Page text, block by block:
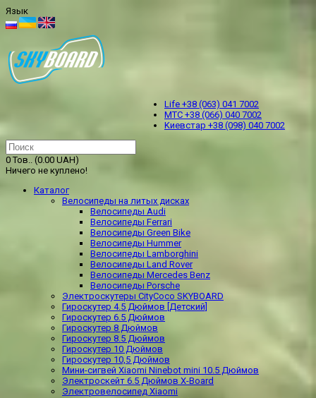
Язык
Life +38 (063) 041 7002
МТС +38 (066) 040 7002
Kиевстар +38 (098) 040 7002
0 Тов.. (0.00 UAH)
Ничего не куплено!
Каталог
Велосипеды на литых дисках
Велосипеды Audi
Велосипеды Ferrari
Велосипеды Green Bike
Велосипеды Hummer
Велосипеды Lamborghini
Велосипеды Land Rover
Велосипеды Mercedes Benz
Велосипеды Porsche
Электроскутеры CityCoco SKYBOARD
Гироскутер 4.5 Дюймов [Детский]
Гироскутер 6.5 Дюймов
Гироскутер 8 Дюймов
Гироскутер 8.5 Дюймов
Гироскутер 10 Дюймов
Гироскутер 10,5 Дюймов
Мини-сигвей Xiaomi Ninebot mini 10.5 Дюймов
Электроскейт 6.5 Дюймов X-Board
Электровелосипед Xiaomi